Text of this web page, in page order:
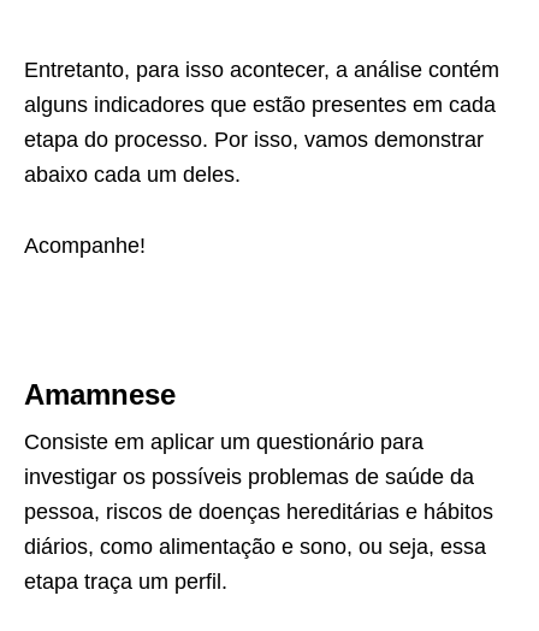
Entretanto, para isso acontecer, a análise contém
alguns indicadores que estão presentes em cada
etapa do processo. Por isso, vamos demonstrar
abaixo cada um deles.
Acompanhe!
Amamnese
Consiste em aplicar um questionário para
investigar os possíveis problemas de saúde da
pessoa, riscos de doenças hereditárias e hábitos
diários, como alimentação e sono, ou seja, essa
etapa traça um perfil.